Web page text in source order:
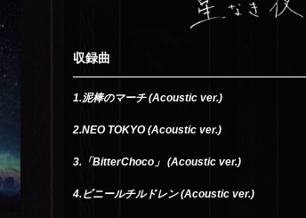
収録曲
1.泥棒のマーチ (Acoustic ver.)
2.NEO TOKYO (Acoustic ver.)
3.「BitterChoco」 (Acoustic ver.)
4.ビニールチルドレン (Acoustic ver.)